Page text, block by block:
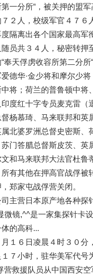
一分所“，被关押的盟
２人，校级军官４７６
度隔离出各个国家最高军
员共３４人，秘密转押
奉天俘虏收容所第二分所
德华·金少将和摩尔少
将；荷兰的普鲁顿中将
度红十字专员麦克雷（
杨慕琦、马来联邦和英
北婆罗洲总督史密斯、
门答腊总督斯皮茨、英
和马来联邦大法官杜鲁
所有其他在押高官战俘被
郑家屯战俘营关闭。
主营日本原产地各种探
微镜,^^是一家集探针卡
的高科...
月１６日凌晨４时３０分
７小时，驻华美军代号
营救援队员从中国西安